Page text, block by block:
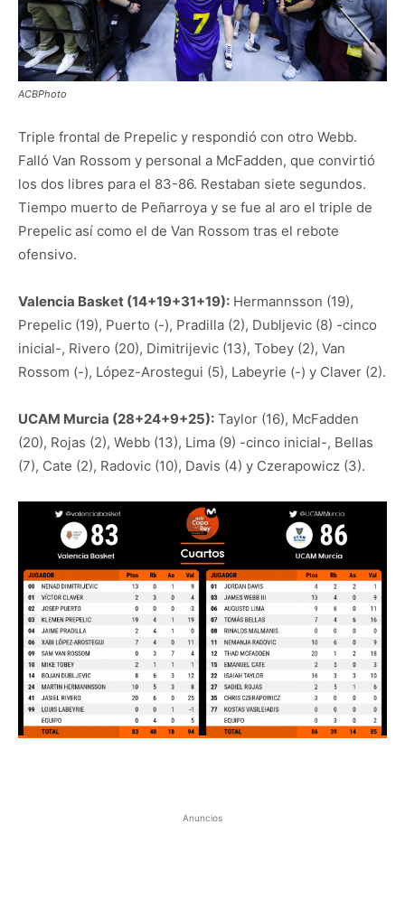
ACBPhoto
Triple frontal de Prepelic y respondió con otro Webb.
Falló Van Rossom y personal a McFadden, que convirtió
los dos libres para el 83-86. Restaban siete segundos.
Tiempo muerto de Peñarroya y se fue al aro el triple de
Prepelic así como el de Van Rossom tras el rebote
ofensivo.
Valencia Basket (14+19+31+19): Hermannsson (19),
Prepelic (19), Puerto (-), Pradilla (2), Dubljevic (8) -cinco
inicial-, Rivero (20), Dimitrijevic (13), Tobey (2), Van
Rossom (-), López-Arostegui (5), Labeyrie (-) y Claver (2).
UCAM Murcia (28+24+9+25): Taylor (16), McFadden
(20), Rojas (2), Webb (13), Lima (9) -cinco inicial-, Bellas
(7), Cate (2), Radovic (10), Davis (4) y Czerapowicz (3).
Anuncios